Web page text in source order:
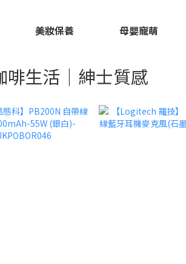
美妝保養 母嬰寵萌
生活｜紳士質感